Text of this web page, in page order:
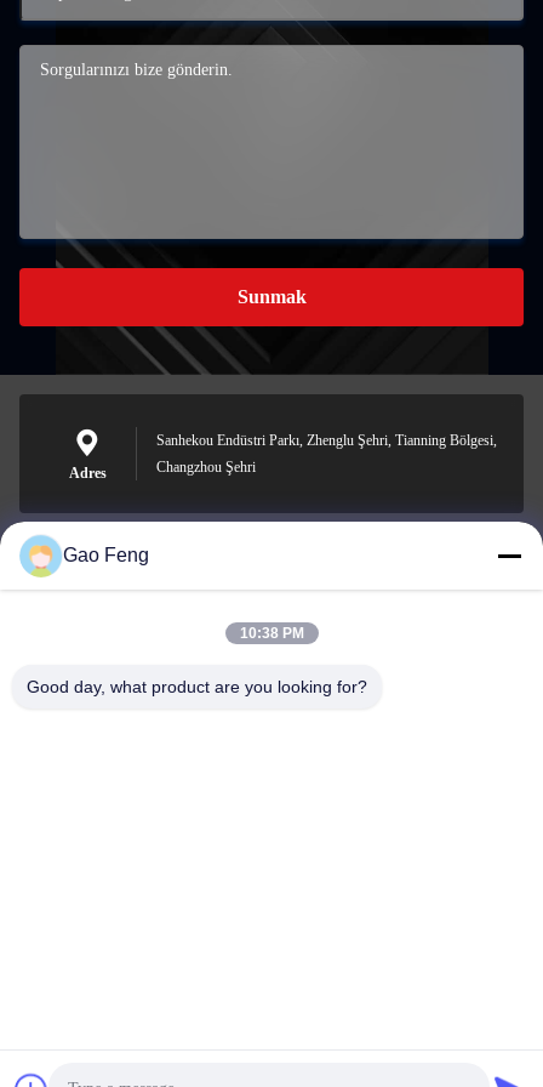
Sunmak
Adres
Sanhekou Endüstri Parkı, Zhenglu Şehri, Tianning Bölgesi,
Changzhou Şehri
suli@sulidry.com
Gao Feng
10:38 PM
Good day, what product are you looking for?